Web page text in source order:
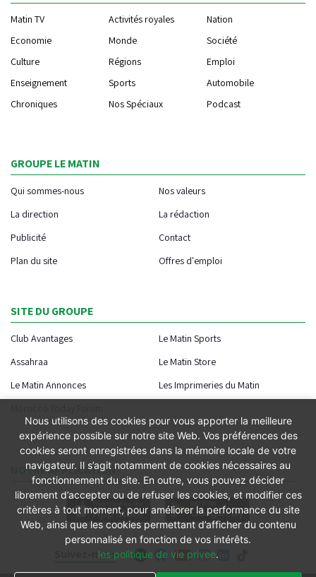
Suivez-nous
Matin TV Activités royales
Nation
Economie
Monde
Société
Culture
Régions
Emploi
Enseignement
Sports
Automobile
Chroniques
Nos Spéciaux Podcast
GROUPE LE MATIN
Qui sommes-nous
Nos valeurs
La direction
La rédaction
Publicité
Contact
Plan du site
Offres d'emploi
SITE DU GROUPE
Club Avantages
Le Matin Sports
Assahraa
Le Matin Store
Le Matin Annonces
Les Imprimeries du Matin
NOTRE APPLICATION
Nous utilisons des cookies pour vous apporter la meilleure
expérience possible sur notre site Web. Vos préférences des
cookies seront enregistrées dans la mémoire locale de votre
navigateur. Il s’agit notamment de cookies nécessaires au
fonctionnement du site. En outre, vous pouvez décider
librement d’accepter ou de refuser les cookies, et modifier ces
critères à tout moment, pour améliorer la performance du site
Web, ainsi que les cookies permettant d’afficher du contenu
personnalisé en fonction de vos intérêts.
les politique de vie privee.